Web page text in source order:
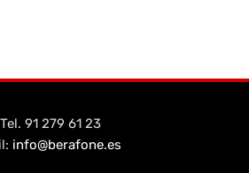
Tel. 91 279 61 23
info@berafone.es